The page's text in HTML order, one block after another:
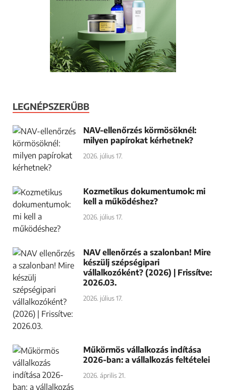
LEGNÉPSZERŰBB
NAV-ellenőrzés körmösöknél:
milyen papírokat kérhetnek?
2026. július 17.
Kozmetikus dokumentumok: mi
kell a működéshez?
2026. július 17.
NAV ellenőrzés a szalonban! Mire
készülj szépségipari
vállalkozóként? (2026) | Frissítve:
2026.03.
2026. július 17.
Műkörmös vállalkozás indítása
2026-ban: a vállalkozás feltételei
2026. április 21.